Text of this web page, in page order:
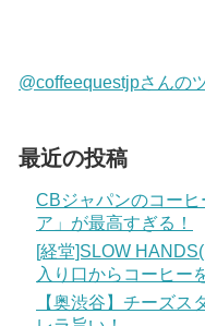
@coffeequestjpさんの
最近の投稿
CBジャパンのコーヒ
ア」が最高すぎる！
[経堂]SLOW
入り口からコーヒー
【奥渋谷】チーズス